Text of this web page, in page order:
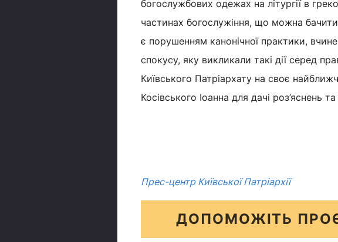
богослужбових одежах на літургії в
частинах богослужіння, що можна
є порушенням канонічної практики,
спокусу, яку викликали такі дії серед
Київського Патріархату на своє
Косівського Іоанна для дачі роз’яснень
Прес-центр Київської Патріархії
ДОПОМОЖІТЬ